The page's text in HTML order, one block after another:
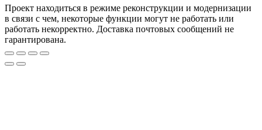
Проект находиться в режиме реконструкции и модернизации
в связи с чем, некоторые функции могут не работать или
работать некорректно. Доставка почтовых сообщений не
гарантирована.